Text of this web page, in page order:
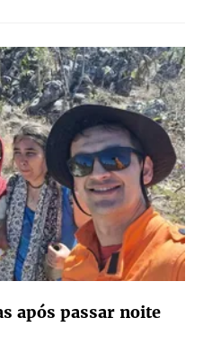
após passar noite